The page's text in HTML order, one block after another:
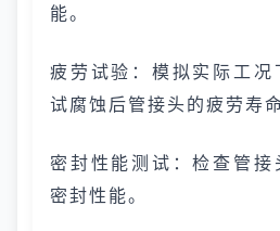
能。
疲劳试验：模拟实际工况
试腐蚀后管接头的疲劳寿命
密封性能测试：检查管接
密封性能。